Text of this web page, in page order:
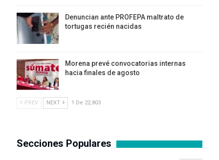
Denuncian ante PROFEPA maltrato de
tortugas recién nacidas
Morena prevé convocatorias internas
hacia finales de agosto
PREV NEXT 1 De 22,803
Secciones Populares